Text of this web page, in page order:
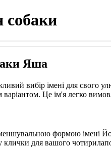
Яша
вибір імені для свого
Це ім'я легко
формою імені
для вашого